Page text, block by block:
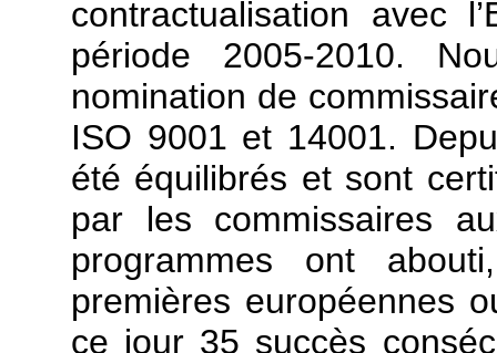
contractualisation avec
période 2005-2010.
nomination de
ISO 9001 et 14001.
été équilibrés et sont
par les commissaires
programmes ont
premières européennes
ce jour 35 succès